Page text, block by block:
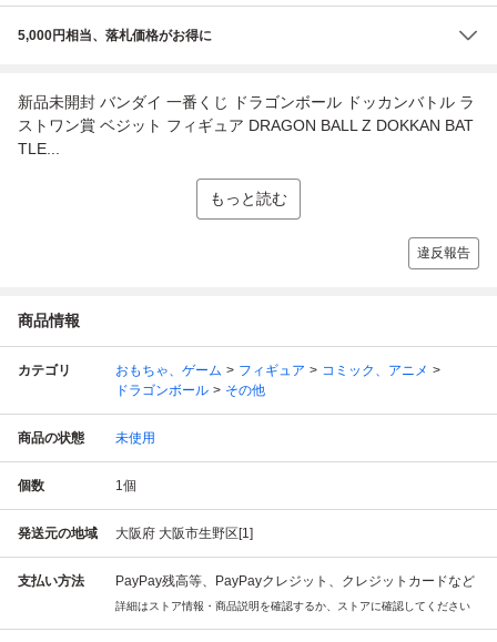
5,000円相当、落札価格がお得に
新品未開封 バンダイ 一番くじ ドラゴンボール ドッカンバトル ラ
ストワン賞 ベジット フィギュア DRAGON BALL Z DOKKAN BAT
TLE...
もっと読む
違反報告
商品情報
カテゴリ おもちゃ、ゲーム フィギュア
コミック、アニメ
ドラゴンボール
その他
商品の状態 未使用
個数 1個
発送元の地域 大阪府 大阪市生野区[1]
支払い方法 PayPay残高等、PayPayクレジット、クレジットカードなど
詳細はストア情報・商品説明を確認するか、ストアに確認してください